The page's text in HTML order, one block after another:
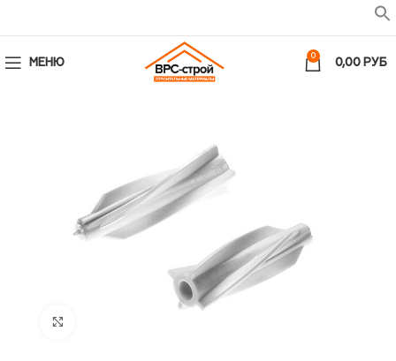
МЕНЮ
0
0,00 РУБ